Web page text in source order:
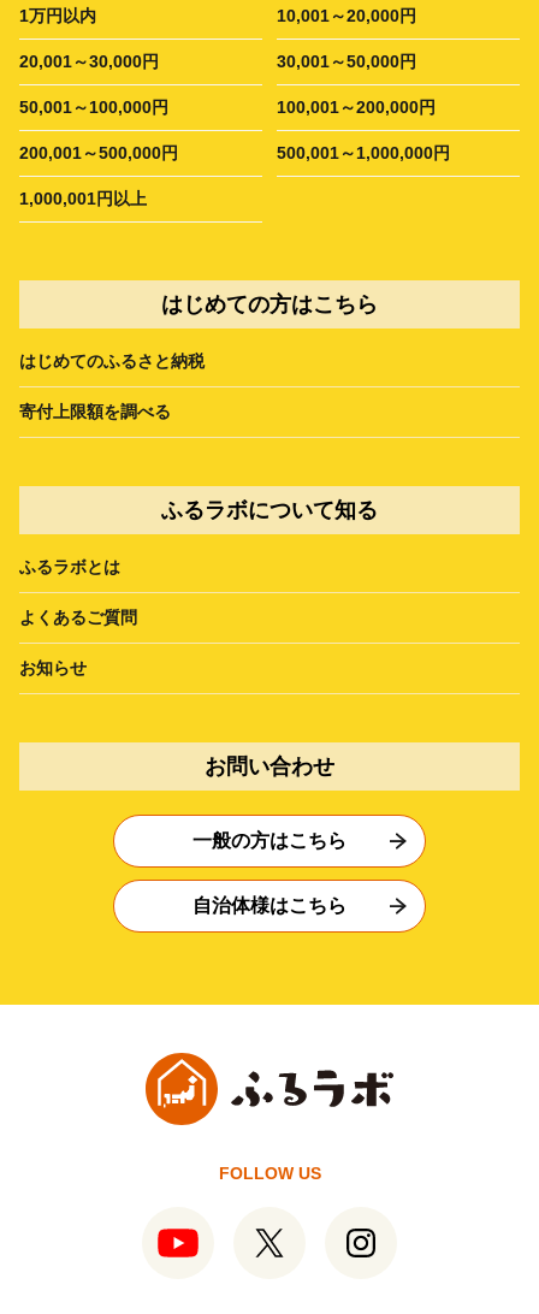
1万円以内 10,001～20,000円
20,001～30,000円 30,001～50,000円
50,001～100,000円 100,001～200,000円
200,001～500,000円 500,001～1,000,000円
1,000,001円以上
はじめての方はこちら
はじめてのふるさと納税
寄付上限額を調べる
ふるラボについて知る
ふるラボとは
よくあるご質問
お知らせ
お問い合わせ
一般の方はこちら
自治体様はこちら
FOLLOW US